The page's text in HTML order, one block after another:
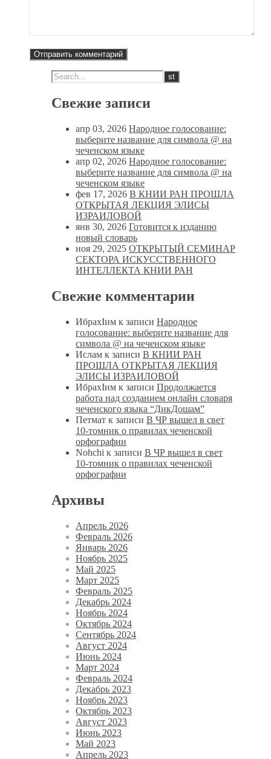
Свежие записи
апр 03, 2026 Народное голосование:
выберите название для символа @ на
чеченском языке
апр 02, 2026 Народное голосование:
выберите название для символа @ на
чеченском языке
фев 17, 2026 В КНИИ РАН ПРОШЛА
ОТКРЫТАЯ ЛЕКЦИЯ ЭЛИСЫ
ИЗРАИЛОВОЙ
янв 30, 2026 Готовится к изданию
новый словарь
ноя 29, 2025 ОТКРЫТЫЙ СЕМИНАР
СЕКТОРА ИСКУССТВЕННОГО
ИНТЕЛЛЕКТА КНИИ РАН
Свежие комментарии
ИбрахIим к записи Народное
голосование: выберите название для
символа @ на чеченском языке
Ислам к записи В КНИИ РАН
ПРОШЛА ОТКРЫТАЯ ЛЕКЦИЯ
ЭЛИСЫ ИЗРАИЛОВОЙ
ИбрахIим к записи Продолжается
работа над созданием онлайн словаря
чеченского языка “ДикДошам”
Петмат к записи В ЧР вышел в свет
10-томник о правилах чеченской
орфографии
Nohchi к записи В ЧР вышел в свет
10-томник о правилах чеченской
орфографии
Архивы
Апрель 2026
Февраль 2026
Январь 2026
Ноябрь 2025
Май 2025
Март 2025
Февраль 2025
Декабрь 2024
Ноябрь 2024
Октябрь 2024
Сентябрь 2024
Август 2024
Июнь 2024
Март 2024
Февраль 2024
Декабрь 2023
Ноябрь 2023
Октябрь 2023
Август 2023
Июнь 2023
Май 2023
Апрель 2023